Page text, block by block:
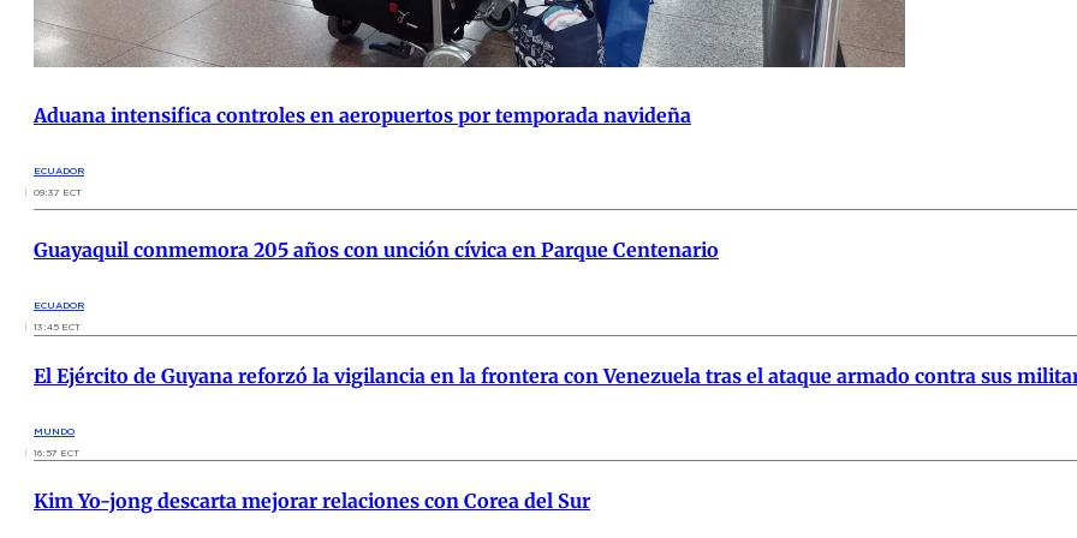
Aduana intensifica controles en aeropuertos por temporada navideña
ECUADOR
09:37 ECT
Guayaquil conmemora 205 años con unción cívica en Parque Centenario
ECUADOR
13:45 ECT
El Ejército de Guyana reforzó la vigilancia en la frontera con Venezuela tras el ataque armado contra sus
MUNDO
16:57 ECT
Kim Yo-jong descarta mejorar relaciones con Corea del Sur